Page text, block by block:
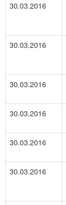
30.03.2016
30.03.2016
30.03.2016
30.03.2016
30.03.2016
30.03.2016